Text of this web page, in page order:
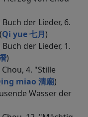
der Lieder, 6.
Qi yue 七月)
der Lieder, 1.
)
4. "Stille
miao 清廟)
Wasser der